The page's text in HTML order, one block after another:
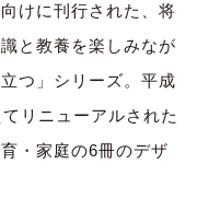
けに刊行された、将
と教養を楽しみなが
つ」シリーズ。平成
リニューアルされた
・家庭の6冊のデザ